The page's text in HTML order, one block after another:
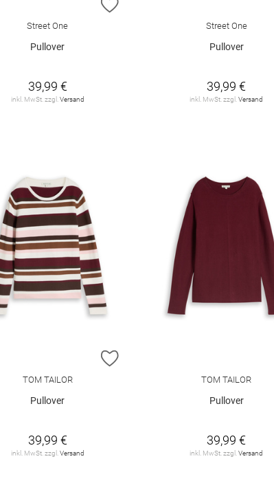
ZUR WUNSCHLISTE HINZUFÜGEN
Street One
Pullover
39,99 €
inkl. MwSt. zzgl. Versand
Street One
Pullover
39,99 €
inkl. MwSt. zzgl.Versand
ZUR WUNSCHLISTE HINZUFÜGEN
TOM TAILOR
Pullover
39,99 €
inkl. MwSt. zzgl. Versand
TOM TAILOR
Pullover
39,99 €
inkl. MwSt. zzgl.Versand